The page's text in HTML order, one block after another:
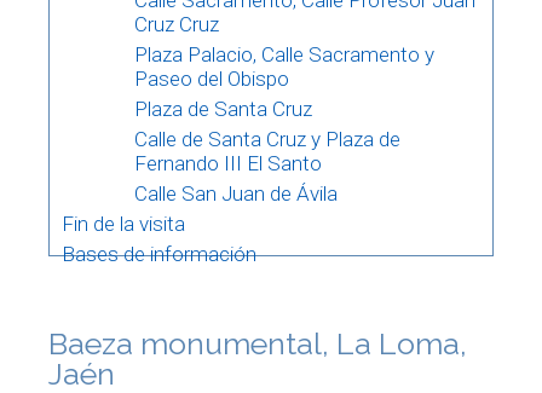
Cruz Cruz
Plaza Palacio, Calle Sacramento y
Paseo del Obispo
Plaza de Santa Cruz
Calle de Santa Cruz y Plaza de
Fernando III El Santo
Calle San Juan de Ávila
Fin de la visita
Bases de información
Baeza monumental, La Loma,
Jaén